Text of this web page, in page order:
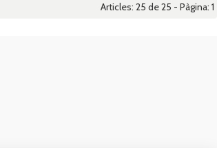
Articles: 25 de 25 - Pàgina: 1